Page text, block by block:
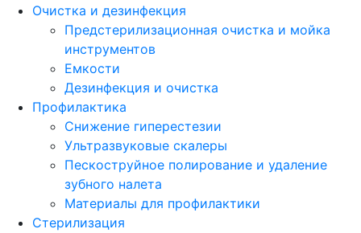
Очистка и дезинфекция
Предстерилизационная очистка и мойка
инструментов
Емкости
Дезинфекция и очистка
Профилактика
Снижение гиперестезии
Ультразвуковые скалеры
Пескоструйное полирование и удаление
зубного налета
Материалы для профилактики
Стерилизация